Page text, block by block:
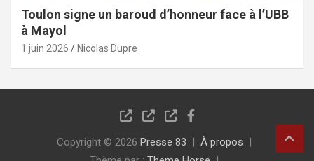
Toulon signe un baroud d’honneur face à l’UBB
à Mayol
1 juin 2026 Nicolas Dupre
Copyright © 2026 Presse 83
À propos